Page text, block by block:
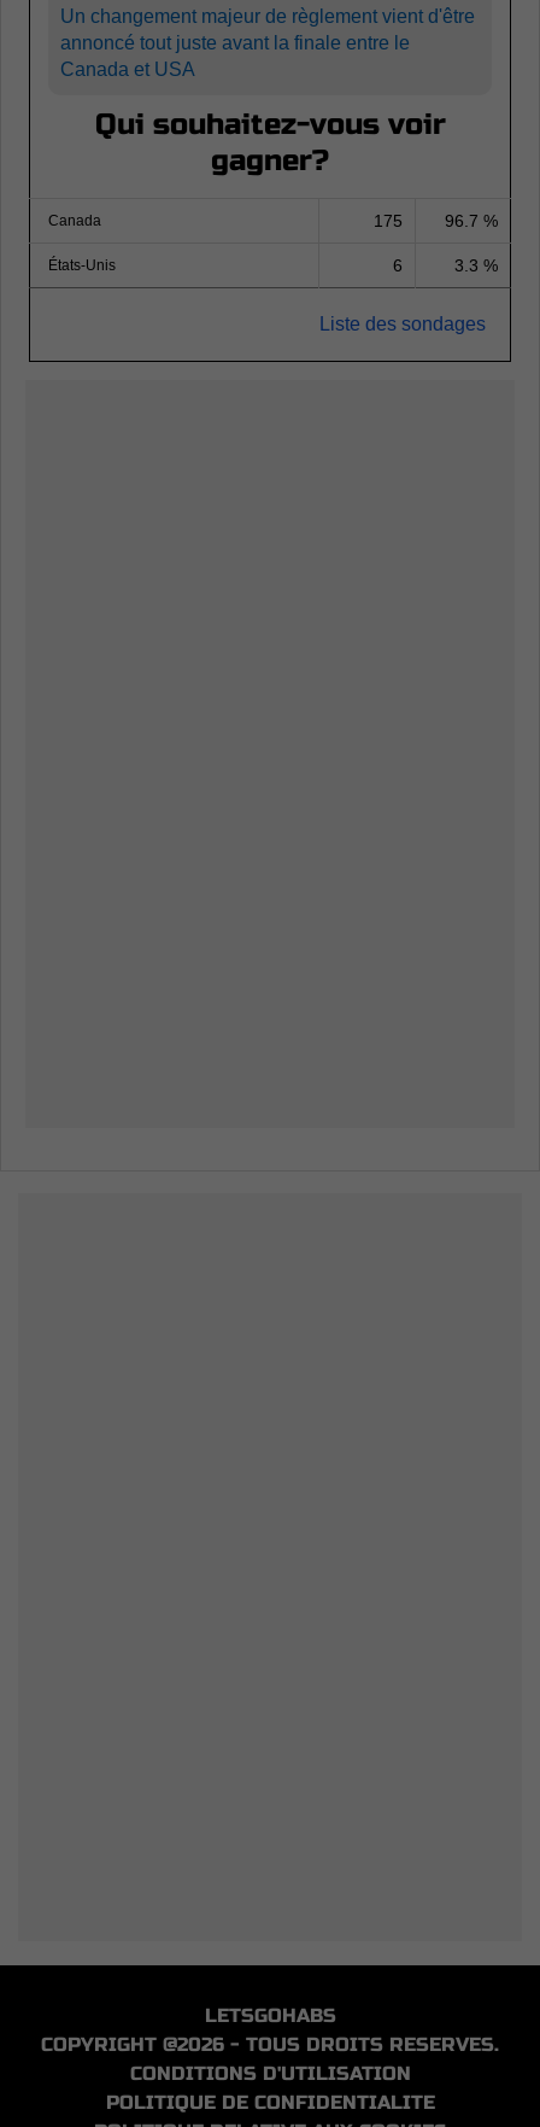
Un changement majeur de règlement vient d'être
annoncé tout juste avant la finale entre le
Canada et USA
Qui souhaitez-vous voir
gagner?
Canada 175 96.7 %
États-Unis 6 3.3 %
Liste des sondages
LETSGOHABS
COPYRIGHT @2026 - TOUS DROITS RESERVES.
CONDITIONS D'UTILISATION
POLITIQUE DE CONFIDENTIALITE